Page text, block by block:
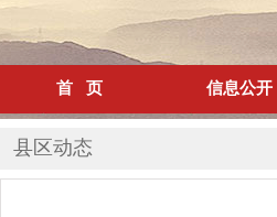
首 页 信息公开
县区动态